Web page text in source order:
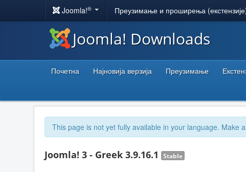
Joomla!® Преузимање и проширења
Joomla! Downloads
Почетна Најновија верзија Преузимање
This page is not yet fully available in your language. Make
Joomla! 3 - Greek 3.9.16.1 Stable